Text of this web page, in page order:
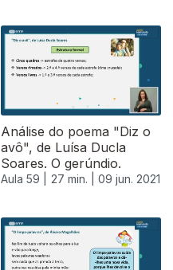
Análise do poema "Diz o
avô", de Luísa Ducla
Soares. O gerúndio.
Aula 59 | 27 min. | 09 jun. 2021